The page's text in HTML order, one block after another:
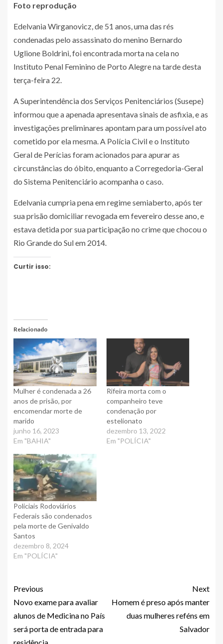
Foto reprodução
Edelvania Wirganovicz, de 51 anos, uma das rés
condenadas pelo assassinato do menino Bernardo
Uglione Boldrini, foi encontrada morta na cela no
Instituto Penal Feminino de Porto Alegre na tarde desta
terça-feira 22.
A Superintendência dos Serviços Penitenciários (Susepe)
informou que a apenada apresentava sinais de asfixia, e as
investigações preliminares apontam para um possível ato
cometido por ela mesma. A Polícia Civil e o Instituto
Geral de Perícias foram acionados para apurar as
circunstâncias do óbito, enquanto a Corregedoria-Geral
do Sistema Penitenciário acompanha o caso.
Edelvania cumpria pena em regime semiaberto, após ter
sua prisão domiciliar revogada em fevereiro desse ano, e
estava detida por sua participação no crime que chocou o
Rio Grande do Sul em 2014.
Curtir isso:
Relacionado
Mulher é condenada a 26
anos de prisão, por
encomendar morte de
marido
junho 16, 2023
Em "BAHIA"
Rifeira morta com o
companheiro teve
condenação por
estelionato
dezembro 13, 2022
Em "POLÍCIA"
Policiais Rodoviários
Federais são condenados
pela morte de Genivaldo
Santos
dezembro 8, 2024
Em "POLÍCIA"
Previous
Novo exame para avaliar
alunos de Medicina no País
será porta de entrada para
Next
Homem é preso após manter
duas mulheres reféns em
Salvador